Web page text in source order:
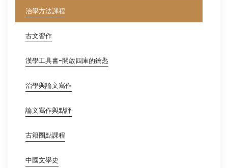
治學方法課程
古文習作
漢學工具書-開啟四庫的鑰匙
治學與論文寫作
論文寫作與點評
古籍圈點課程
中國文學史